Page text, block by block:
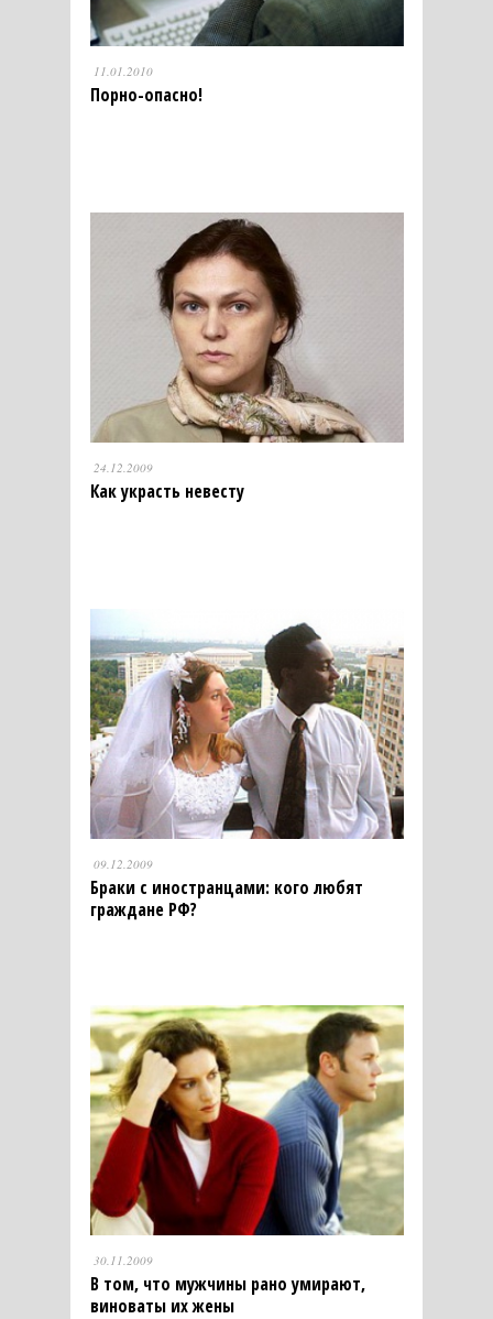
11.01.2010
Порно-опасно!
24.12.2009
Как украсть невесту
09.12.2009
Браки с иностранцами: кого любят
граждане РФ?
30.11.2009
В том, что мужчины рано умирают,
виноваты их жены